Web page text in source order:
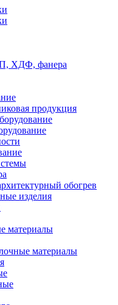
ХДФ, фанера
продукция
обогрев
изделия
материалы
материалы